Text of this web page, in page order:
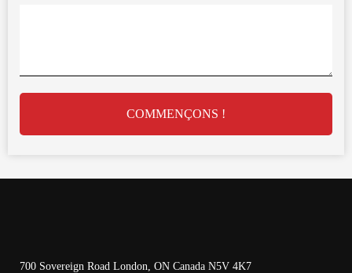
COMMENÇONS !
700 Sovereign Road London, ON Canada N5V 4K7